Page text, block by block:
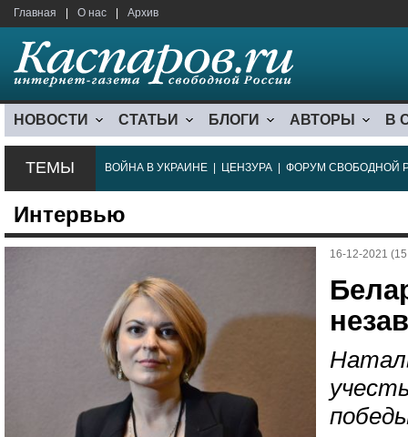
Главная О нас Архив
НОВОСТИ СТАТЬИ БЛОГИ АВТОРЫ В
ТЕМЫ ВОЙНА В УКРАИНЕ ЦЕНЗУРА ФОРУМ СВОБОДНОЙ
Интервью
16-12-2021